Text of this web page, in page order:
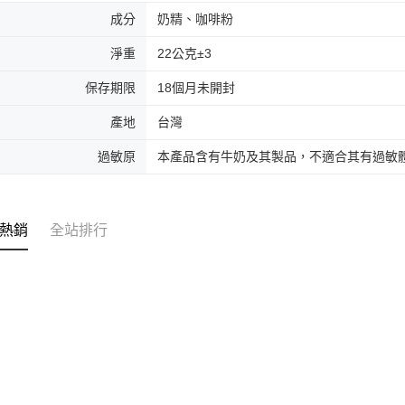
成分 奶精、咖啡粉
淨重 22公克±3
保存期限 18個月未開封
產地 台灣
過敏原 本產品含有牛奶及其製品，不適合其有過敏
銷 全站排行